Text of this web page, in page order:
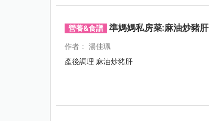
營養&食譜 準媽媽私房菜:麻油炒豬肝
作者： 湯佳珮
產後調理 麻油炒豬肝